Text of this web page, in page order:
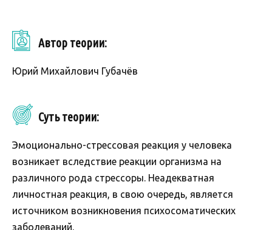
Автор теории:
Юрий Михайлович Губачёв
Суть теории:
Эмоционально-стрессовая реакция у человека
возникает вследствие реакции организма на
различного рода стрессоры. Неадекватная
личностная реакция, в свою очередь, является
источником возникновения психосоматических
заболеваний.